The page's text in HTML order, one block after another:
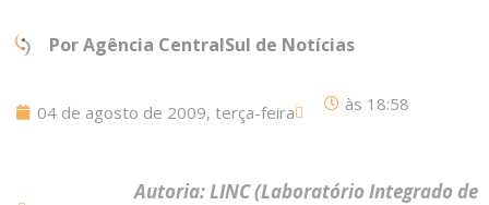
PorAgência CentralSul de Notícias
04 de agosto de 2009, terça-feira às 18:58
Autoria: LINC (Laboratório Integrado de